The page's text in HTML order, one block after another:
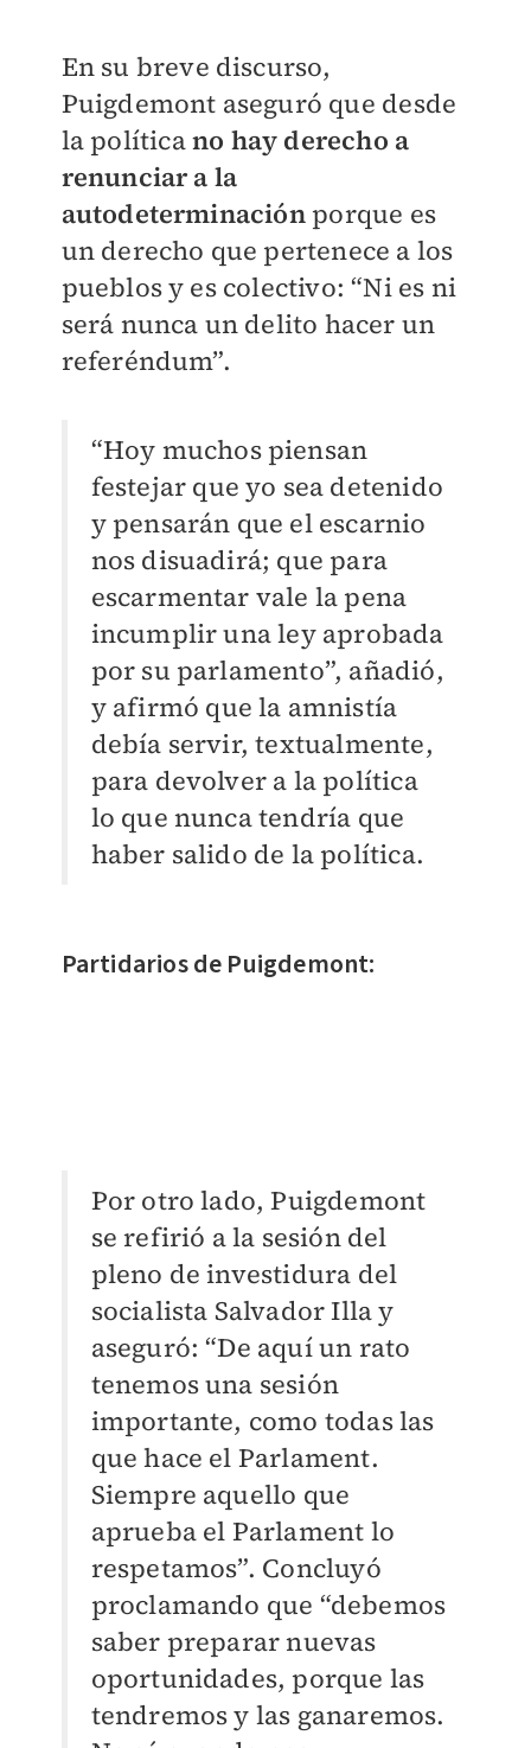
En su breve discurso,
Puigdemont aseguró que desde
la políticano hay derecho a
renunciar a la
autodeterminación porque es
un derecho que pertenece a los
pueblos y es colectivo: “Ni es ni
será nunca un delito hacer un
referéndum”.
“Hoy muchos piensan
festejar que yo sea detenido
y pensarán que el escarnio
nos disuadirá; que para
escarmentar vale la pena
incumplir una ley aprobada
por su parlamento”, añadió,
y afirmó que la amnistía
debía servir, textualmente,
para devolver a la política
lo que nunca tendría que
haber salido de la política.
Partidarios de Puigdemont:
Por otro lado, Puigdemont
se refirió a la sesión del
pleno de investidura del
socialista Salvador Illa y
aseguró: “De aquí un rato
tenemos una sesión
importante, como todas las
que hace el Parlament.
Siempre aquello que
aprueba el Parlament lo
respetamos”. Concluyó
proclamando que “debemos
saber preparar nuevas
oportunidades, porque las
tendremos y las ganaremos.